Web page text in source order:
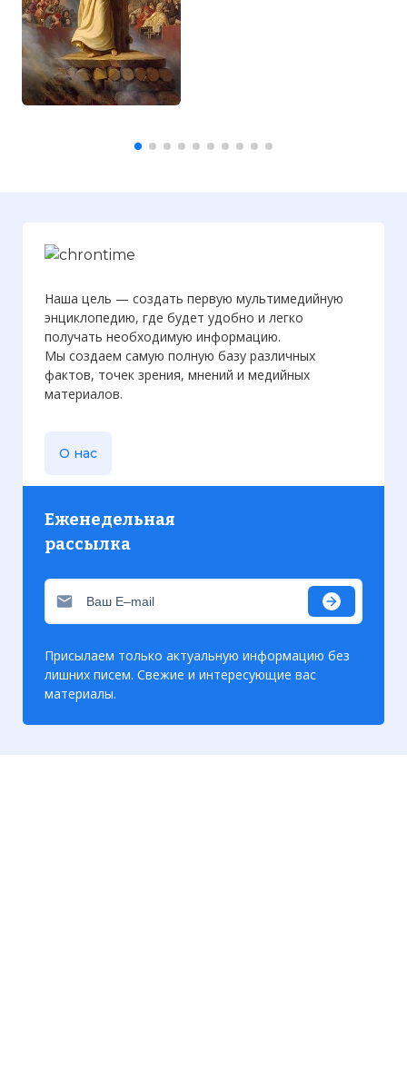
Наша цель — создать первую мультимедийную
энциклопедию, где будет удобно и легко
получать необходимую информацию.
Мы создаем самую полную базу различных
фактов, точек зрения, мнений и медийных
материалов.
О нас
Еженедельная
рассылка
Присылаем только актуальную информацию без
лишних писем. Свежие и интересующие вас
материалы.